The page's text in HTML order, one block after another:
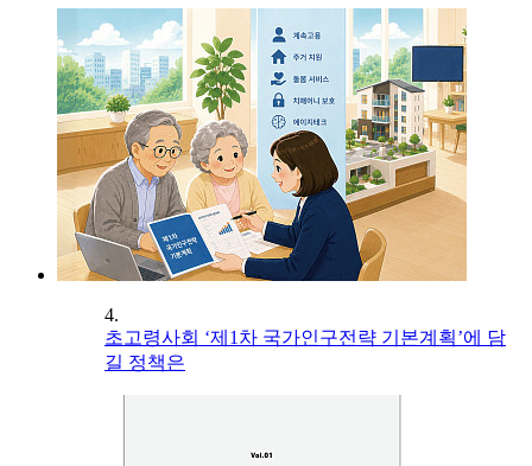
4.
초고령사회 ‘제1차 국가인구전략 기본계획’에 담
길 정책은